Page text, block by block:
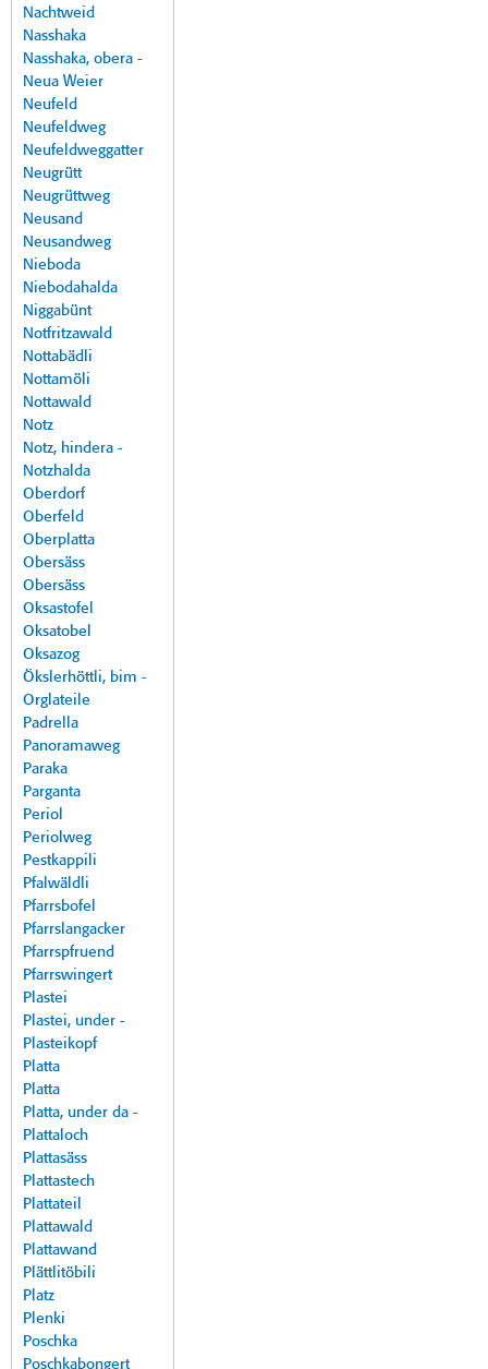
Nachtweid
Nasshaka
Nasshaka, obera -
Neua Weier
Neufeld
Neufeldweg
Neufeldweggatter
Neugrütt
Neugrüttweg
Neusand
Neusandweg
Nieboda
Niebodahalda
Niggabünt
Notfritzawald
Nottabädli
Nottamöli
Nottawald
Notz
Notz, hindera -
Notzhalda
Oberdorf
Oberfeld
Oberplatta
Obersäss
Obersäss
Oksastofel
Oksatobel
Oksazog
Ökslerhöttli, bim -
Orglateile
Padrella
Panoramaweg
Paraka
Parganta
Periol
Periolweg
Pestkappili
Pfalwäldli
Pfarrsbofel
Pfarrslangacker
Pfarrspfruend
Pfarrswingert
Plastei
Plastei, under -
Plasteikopf
Platta
Platta
Platta, under da -
Plattaloch
Plattasäss
Plattastech
Plattateil
Plattawald
Plattawand
Plättlitöbili
Platz
Plenki
Poschka
Poschkabongert